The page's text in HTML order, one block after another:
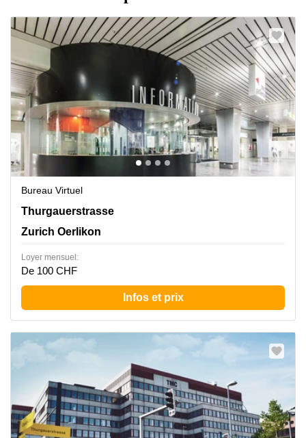
Bureau Virtuel
Thurgauerstrasse 117, Zurich Oerlikon
Thurgauerstrasse
Zurich Oerlikon
Loyer mensuel:
De 100 CHF
Infos et prix